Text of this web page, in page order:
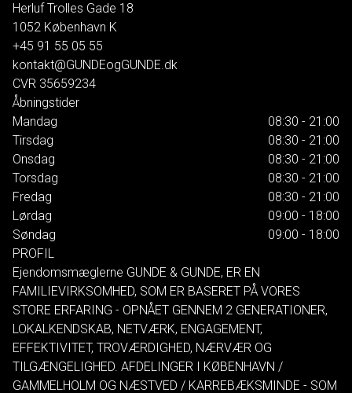
Herluf Trolles Gade 18
1052 København K
+45 91 55 05 55
kontakt@GUNDEogGUNDE.dk
CVR 35659234
Åbningstider
Mandag
08:30 - 21:00
Tirsdag
08:30 - 21:00
Onsdag
08:30 - 21:00
Torsdag
08:30 - 21:00
Fredag
08:30 - 21:00
Lørdag
09:00 - 18:00
Søndag
09:00 - 18:00
PROFIL
Ejendomsmæglerne GUNDE & GUNDE, ER EN
FAMILIEVIRKSOMHED, SOM ER BASERET PÅ VORES
STORE ERFARING - OPNÅET GENNEM 2 GENERATIONER,
LOKALKENDSKAB, NETVÆRK, ENGAGEMENT,
EFFEKTIVITET, TROVÆRDIGHED, NÆRVÆR OG
TILGÆNGELIGHED. AFDELINGER I KØBENHAVN /
GAMMELHOLM OG NÆSTVED / KARREBÆKSMINDE - SOM